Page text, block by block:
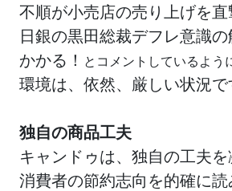
不順が小売店の売り上げを直
日銀の黒田総裁デフレ意識
かかる！ とコメントしているよう
環境は、依然、厳しい状況で
独自の商品工夫
キャンドゥは、独自の工夫を
消費者の節約志向を的確に